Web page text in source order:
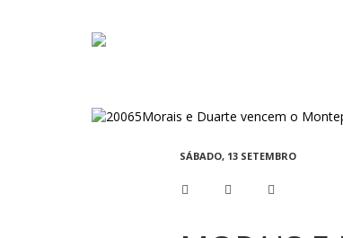
SÁBADO, 13 SETEMBRO